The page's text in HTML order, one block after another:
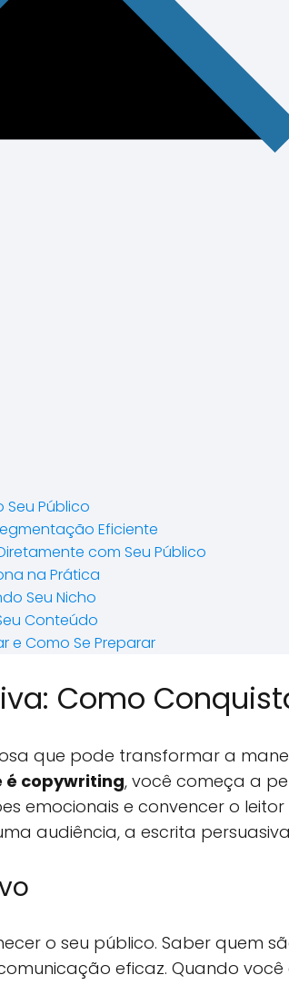
Seu Público
Eficiente
com Seu Público
na Prática
Seu Nicho
Conteúdo
e Como Se Preparar
Como
que pode transformar a
é copywriting, você começa a
emocionais e convencer o
audiência, a escrita
o seu público. Saber quem
eficaz. Quando